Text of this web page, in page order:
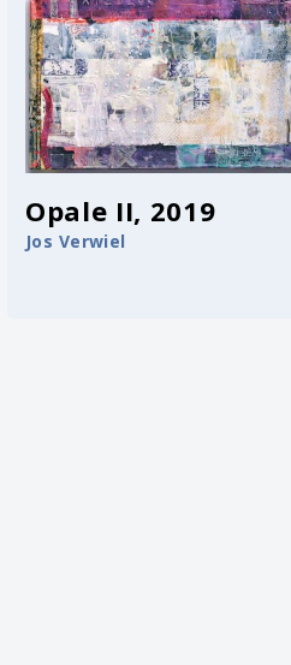
Opale II, 2019
Jos Verwiel